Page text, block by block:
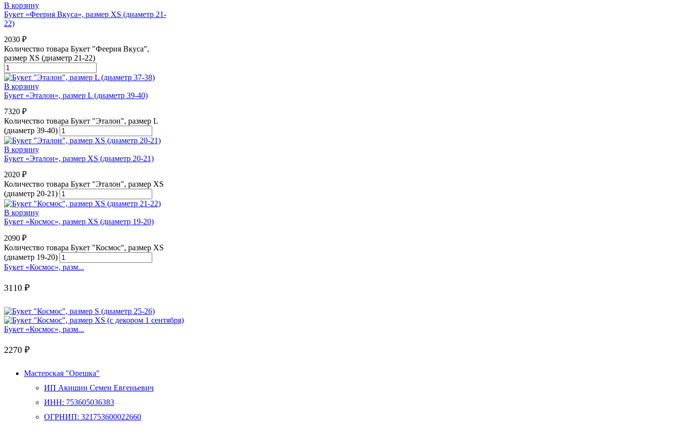
В корзину
Букет «Феерия Вкуса», размер XS (диаметр 21-
22)
2030 ₽
Количество товара Букет "Феерия Вкуса",
размер XS (диаметр 21-22)
В корзину
Букет «Эталон», размер L (диаметр 39-40)
7320 ₽
Количество товара Букет "Эталон", размер L
(диаметр 39-40)
В корзину
Букет «Эталон», размер XS (диаметр 20-21)
2020 ₽
Количество товара Букет "Эталон", размер XS
(диаметр 20-21)
В корзину
Букет «Космос», размер XS (диаметр 19-20)
2090 ₽
Количество товара Букет "Космос", размер XS
(диаметр 19-20)
Букет «Космос», разм...
3110 ₽
Букет «Космос», разм...
2270 ₽
Мастерская "Орешка"
ИП Акишин Семен Евгеньевич
ИНН: 753605036383
ОГРНИП: 321753600022660